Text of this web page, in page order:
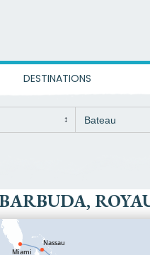
DESTINATIONS